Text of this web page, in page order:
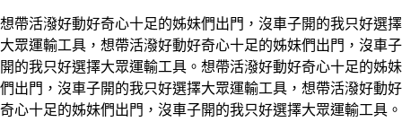
想帶活潑好動好奇心十足的姊妹們出門，沒車子開的我只好選擇
大眾運輸工具，想帶活潑好動好奇心十足的姊妹們出門，沒車子
開的我只好選擇大眾運輸工具。想帶活潑好動好奇心十足的姊妹
們出門，沒車子開的我只好選擇大眾運輸工具，想帶活潑好動好
奇心十足的姊妹們出門，沒車子開的我只好選擇大眾運輸工具。